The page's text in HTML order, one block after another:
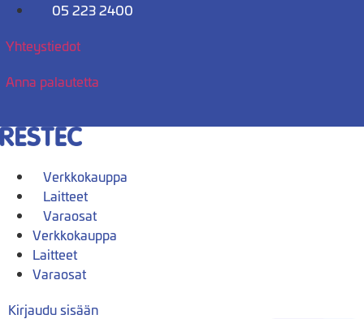
Mene
05 223 2400
Yhteystiedot
Anna palautetta
Verkkokauppa
Laitteet
Varaosat
Verkkokauppa
Laitteet
Varaosat
Kirjaudu sisään